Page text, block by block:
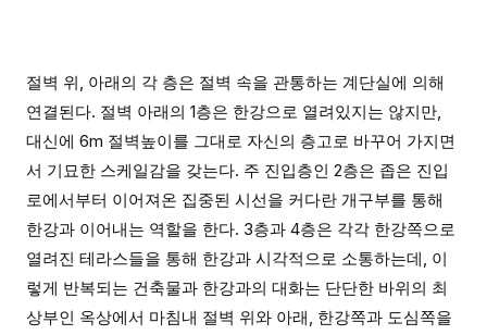
절벽 위, 아래의 각 층은 절벽 속을 관통하는 계단실에 의해
연결된다. 절벽 아래의 1층은 한강으로 열려있지는 않지만,
대신에 6m 절벽높이를 그대로 자신의 층고로 바꾸어 가지면
서 기묘한 스케일감을 갖는다. 주 진입층인 2층은 좁은 진입
로에서부터 이어져온 집중된 시선을 커다란 개구부를 통해
한강과 이어내는 역할을 한다. 3층과 4층은 각각 한강쪽으로
열려진 테라스들을 통해 한강과 시각적으로 소통하는데, 이
렇게 반복되는 건축물과 한강과의 대화는 단단한 바위의 최
상부인 옥상에서 마침내 절벽 위와 아래, 한강쪽과 도심쪽을